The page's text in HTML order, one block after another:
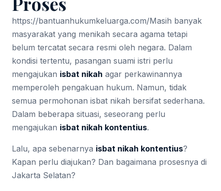
https://bantuanhukumkeluarga.com/Masih banyak
masyarakat yang menikah secara agama tetapi
belum tercatat secara resmi oleh negara. Dalam
kondisi tertentu, pasangan suami istri perlu
mengajukan isbat nikah agar perkawinannya
memperoleh pengakuan hukum. Namun, tidak
semua permohonan isbat nikah bersifat sederhana.
Dalam beberapa situasi, seseorang perlu
mengajukan isbat nikah kontentius.
Lalu, apa sebenarnya isbat nikah kontentius?
Kapan perlu diajukan? Dan bagaimana prosesnya di
Jakarta Selatan?